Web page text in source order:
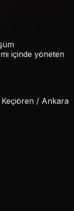
içinde yöneten
Keçiören / Ankara